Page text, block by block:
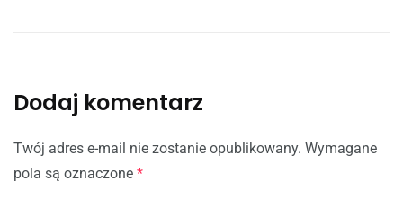
Dodaj komentarz
Twój adres e-mail nie zostanie opublikowany. Wymagane
pola są oznaczone *